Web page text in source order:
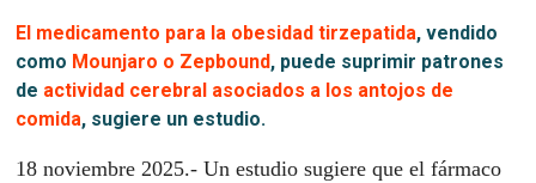
El medicamento para la obesidad tirzepatida, vendido
como Mounjaro o Zepbound, puede suprimir patrones
de actividad cerebral asociados a los antojos de
comida, sugiere un estudio.
18 noviembre 2025.- Un estudio sugiere que el fármaco